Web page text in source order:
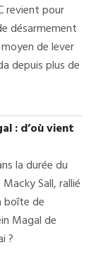
revient pour
désarmement
de lever
depuis plus de
: d’où vient
la durée du
Sall, rallié
boîte de
Magal de
?